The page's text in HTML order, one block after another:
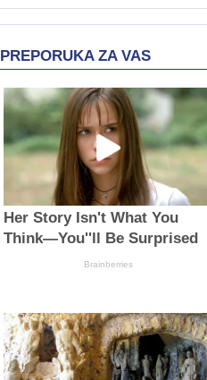
PREPORUKA ZA VAS
Her Story Isn't What You
Think—You''ll Be Surprised
Brainberries